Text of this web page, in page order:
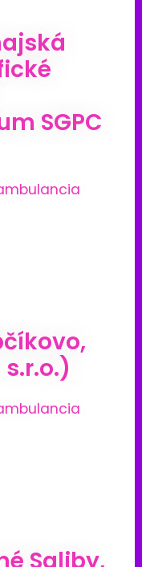
SGPC